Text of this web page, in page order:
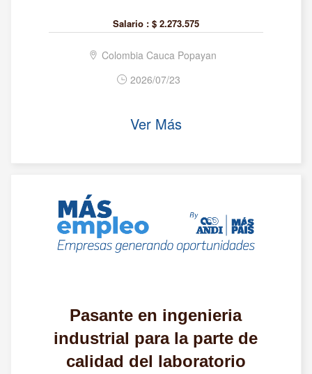
Salario : $ 2.273.575
Colombia Cauca Popayan
2026/07/23
Ver Más
Pasante en ingenieria
industrial para la parte de
calidad del laboratorio